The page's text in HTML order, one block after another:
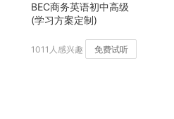
BEC商务英语初中高级
(学习方案定制)
1011人感兴趣 免费试听